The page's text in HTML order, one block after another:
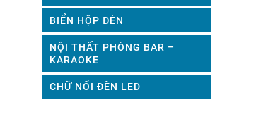
BIỂN HỘP ĐÈN
NỘI THẤT PHÒNG BAR –
KARAOKE
CHỮ NỔI ĐÈN LED